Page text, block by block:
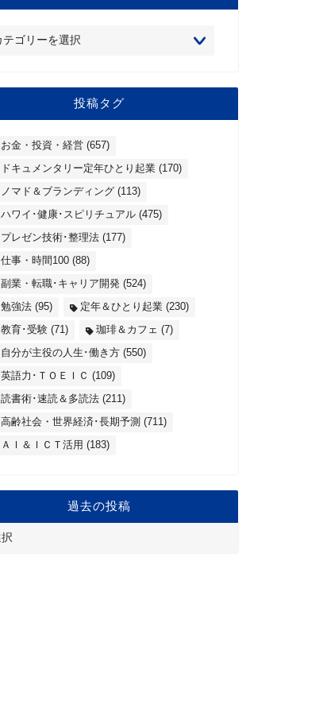
投稿タグ
お金・投資・経営(657)
ドキュメンタリー定年ひとり起業(170)
ノマド＆ブランディング(113)
ハワイ･健康･スピリチュアル(475)
プレゼン技術･整理法(177)
仕事・時間100(88)
副業・転職･キャリア開発(524)
勉強法(95) 定年＆ひとり起業(230)
教育･受験(71) 珈琲＆カフェ (7)
自分が主役の人生･働き方(550)
英語力･ＴＯＥＩＣ (109)
読書術･速読＆多読法(211)
高齢社会・世界経済･長期予測 (711)
ＡＩ＆ＩＣＴ活用 (183)
過去の投稿